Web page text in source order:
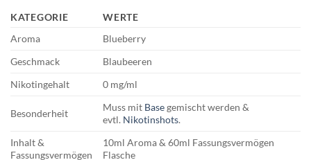
KATEGORIE
WERTE
Aroma
Blueberry
Geschmack
Blaubeeren
Nikotingehalt
0 mg/ml
Besonderheit
Muss mit Basegemischt werden &
evtl. Nikotinshots.
Inhalt &
Fassungsvermögen
10ml Aroma & 60ml Fassungsvermögen
Flasche